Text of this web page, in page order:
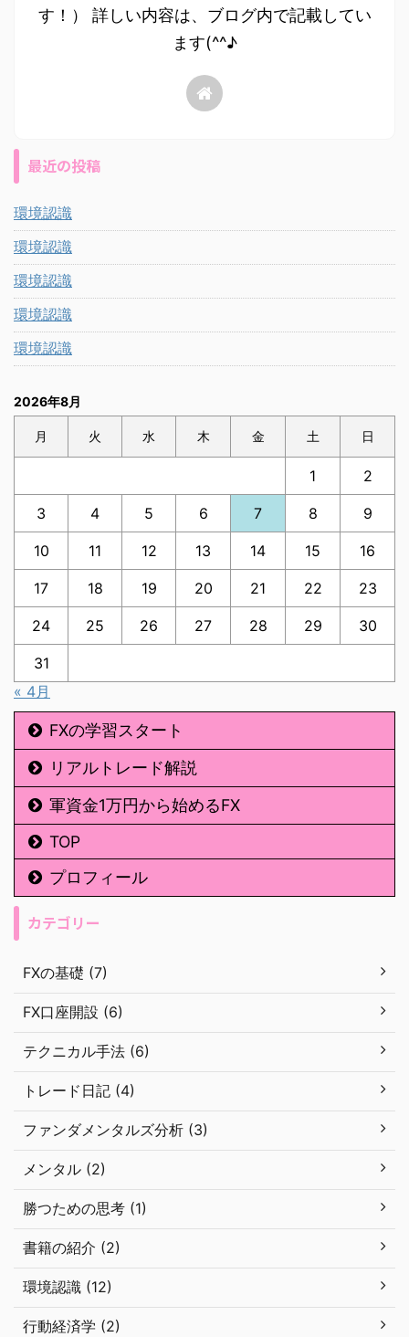
す！） 詳しい内容は、ブログ内で記載してい
ます(^^♪
最近の投稿
環境認識
環境認識
環境認識
環境認識
環境認識
2026年8月
月 火 水 木 金 土 日
1 2
3 4 5 6 7 8 9
10 11 12 13 14 15 16
17 18 19 20 21 22 23
24 25 26 27 28 29 30
31
« 4月
FXの学習スタート
リアルトレード解説
軍資金1万円から始めるFX
TOP
プロフィール
カテゴリー
FXの基礎 (7)
FX口座開設 (6)
テクニカル手法 (6)
トレード日記 (4)
ファンダメンタルズ分析 (3)
メンタル (2)
勝つための思考 (1)
書籍の紹介 (2)
環境認識 (12)
行動経済学 (2)